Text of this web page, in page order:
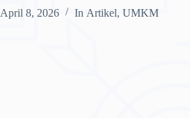
April 8, 2026 In Artikel, UMKM